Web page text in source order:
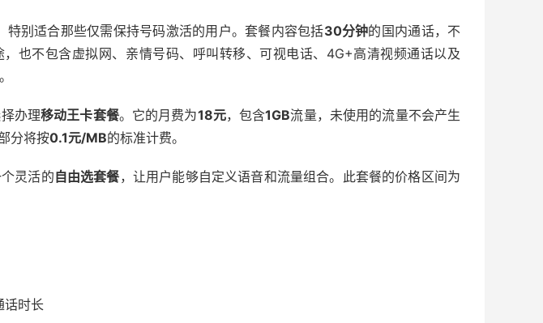
特别适合那些仅需保持号码激活的用户。套餐内容包括30分钟的国内通话，不
也不包含虚拟网、亲情号码、呼叫转移、可视电话、4G+高清视频通话以及
办理移动王卡套餐。它的月费为18元，包含1GB流量，未使用的流量不会产生
分将按0.1元/MB的标准计费。
灵活的自由选套餐，让用户能够自定义语音和流量组合。此套餐的价格区间为
话时长